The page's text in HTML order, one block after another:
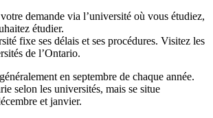
demande via l’université où vous étudiez,
étudier.
fixe ses délais et ses procédures. Visitez les
de l’Ontario.
en septembre de chaque année.
selon les universités, mais se situe
et janvier.